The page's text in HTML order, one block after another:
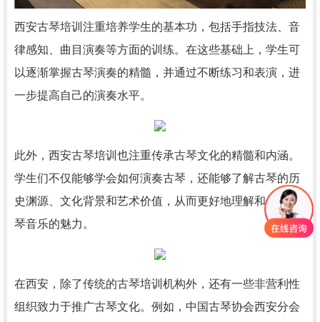
西安古琴培训注重培养学生的基本功，包括手指技法、音
律感知、曲目演奏等方面的训练。在这些基础上，学生可
以逐渐掌握古琴演奏的精髓，并通过不断练习和表演，进
一步提高自己的演奏水平。
此外，西安古琴培训也注重传承古琴文化的精髓和内涵。
学生们不仅能够学会如何演奏古琴，还能够了解古琴的历
史渊源、文化背景和艺术价值，从而更好地理解和体验古
琴音乐的魅力。
在西安，除了传统的古琴培训机构外，还有一些非营利性
组织致力于推广古琴文化。例如，中国古琴协会西安分会